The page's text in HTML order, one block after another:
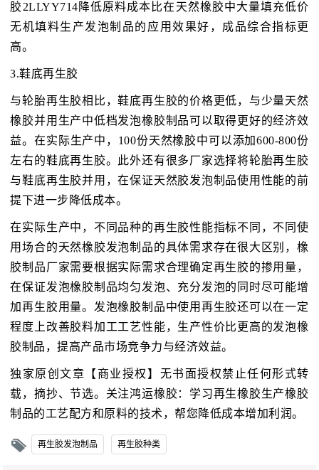
胶2LLYY714降低原料成本比在天然橡胶中大量填充低价
无机填料生产发泡制品的应用效果好，成品综合指标更
高。
3.鞋底再生胶
与轮胎再生胶相比，鞋底再生胶的价格更低，与少量天然
橡胶并用生产中低档发泡橡胶制品可以取得更好的经济效
益。在实际生产中，100份天然橡胶中可以添加600-800份
左右的鞋底再生胶。此外还有很多厂家选择将轮胎再生胶
与鞋底再生胶并用，在保证天然胶发泡制品使用性能的前
提下进一步降低成本。
在实际生产中，不同品种的再生胶性能指标不同，不同使
用场合的天然橡胶发泡制品的具体需求存在很大区别，橡
胶制品厂家需要根据实际需求合理确定再生胶的掺用量，
在保证发泡橡胶制品均匀发泡、充分发泡的同时尽可能增
加再生胶用量。发泡橡胶制品中使用再生胶还可以在一定
程度上改善胶料加工工艺性能，生产性价比更高的发泡橡
胶制品，提高产品市场竞争力与经济效益。
独家原创文章【商业授权】无书面授权禁止任何形式转
载，摘抄、节选。关注鸿运橡胶：学习再生橡胶生产橡胶
制品的工艺配方和原料的技术，帮您降低成本增加利润。
再生胶发泡制品 再生胶种类